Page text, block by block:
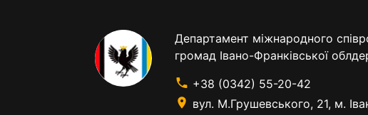
Департамент міжнародного
громад Івано-Франківської
+38 (0342) 55-20-42
вул. М.Грушевського, 21, м.